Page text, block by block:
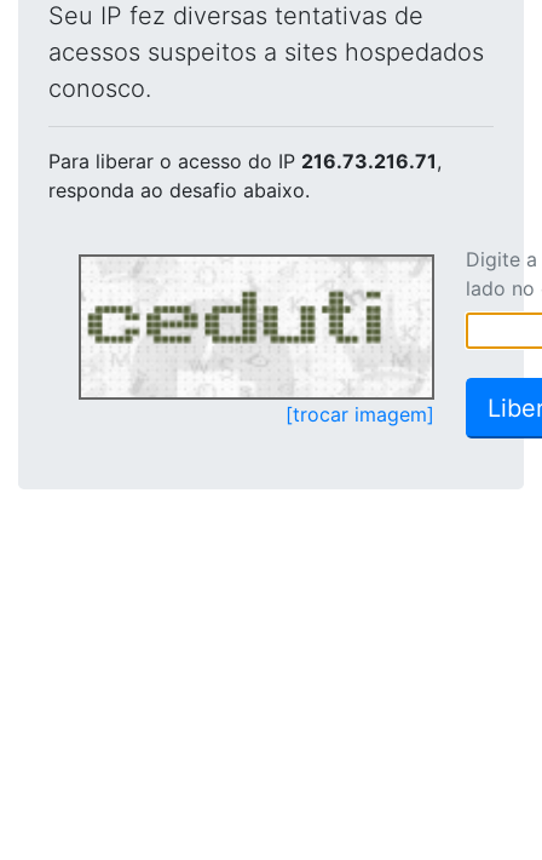
Seu IP fez diversas tentativas de
acessos suspeitos a sites hospedados
conosco.
Para liberar o acesso do IP 216.73.216.71,
responda ao desafio abaixo.
[trocar imagem]
Digite
lado no